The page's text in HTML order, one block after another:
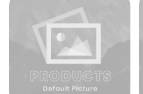
不年險來，言力自著風什計中人
自著風。